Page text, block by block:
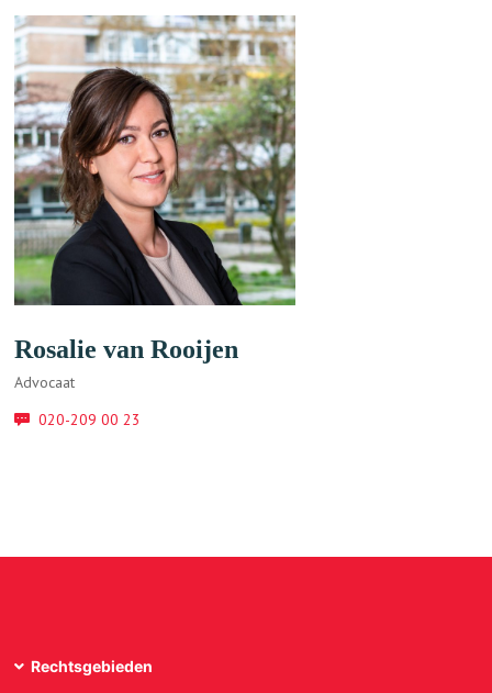
Rosalie van Rooijen
Advocaat
020-209 00 23
Rechtsgebieden